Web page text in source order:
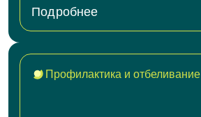
Подробнее
Профилактика и отбеливание